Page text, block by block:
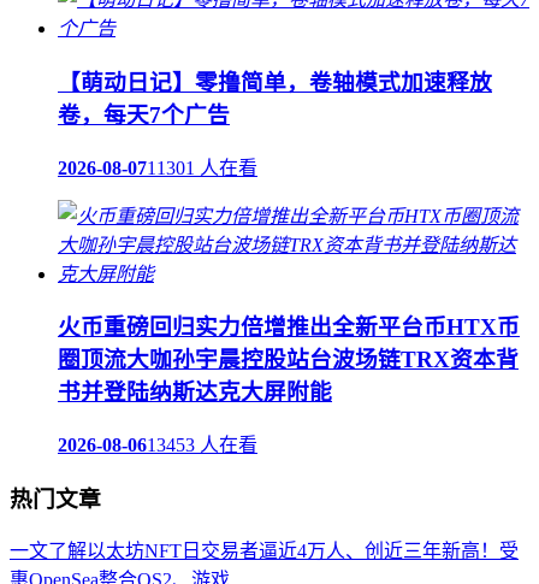
【萌动日记】零撸简单，卷轴模式加速释放
卷，每天7个广告
2026-08-0711301 人在看
火币重磅回归实力倍增推出全新平台币HTX币
圈顶流大咖孙宇晨控股站台波场链TRX资本背
书并登陆纳斯达克大屏附能
2026-08-0613453 人在看
热门文章
一文了解以太坊NFT日交易者逼近4万人、创近三年新高！受